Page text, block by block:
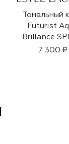
Тональный
Futurist
Brillance
1C0 Cool7 300 ₽